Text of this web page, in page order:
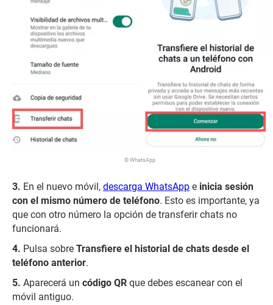
© WhatsApp
En el nuevo móvil, descarga WhatsApp e inicia sesión
con el mismo número de teléfono. Esto es importante, ya
que con otro número la opción de transferir chats no
funcionará.
Pulsa sobre Transfiere el historial de chats desde el
teléfono anterior.
Aparecerá un código QR que debes escanear con el
móvil antiguo.